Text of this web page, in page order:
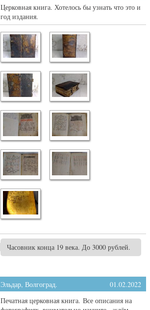
Церковная книга. Хотелось бы узнать что это и
год издания.
Часовник конца 19 века. До 3000 рублей.
Эльдар, Волгоград.
01.02.2022
Печатная церковная книга. Все описания на